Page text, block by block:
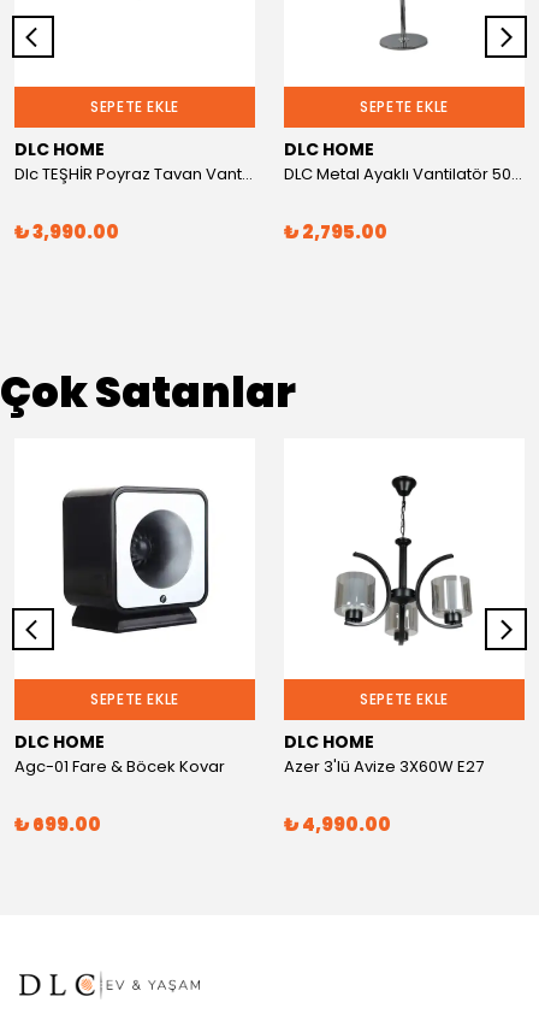
SEPETE EKLE
DLC HOME
Dlc TEŞHİR Poyraz Tavan Vantilatörü Antik 107Cm
₺ 3,990.00
SEPETE EKLE
DLC HOME
DLC Metal Ayaklı Vantilatör 50 Watt Krom (Teşhir Ürün)
₺ 2,795.00
Çok Satanlar
SEPETE EKLE
DLC HOME
Agc-01 Fare & Böcek Kovar
₺ 699.00
SEPETE EKLE
DLC HOME
Azer 3'lü Avize 3X60W E27
₺ 4,990.00